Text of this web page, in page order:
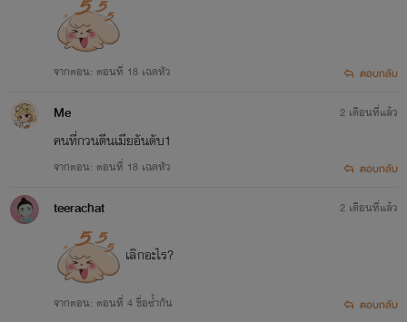
จากตอน: ตอนที่ 18 เฉดหัว ตอบกลับ
Me
คนที่กวนตีนเมียอันดับ1
จากตอน: ตอนที่ 18 เฉดหัว
2 เดือนที่แล้ว
ตอบกลับ
teerachat
เลิกอะไร?
จากตอน: ตอนที่ 4 ชื่อซ้ำกัน
2 เดือนที่แล้ว
ตอบกลับ